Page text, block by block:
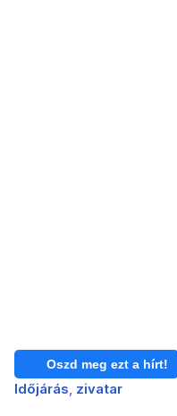
Oszd meg ezt a hírt!
Időjárás zivatar